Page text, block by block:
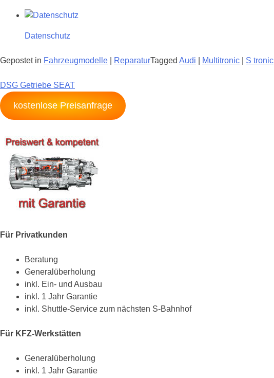
Datenschutz
Gepostet in Fahrzeugmodelle ReparaturTagged Audi Multitronic S tronic
Beitragsnavigation
DSG Getriebe SEAT
kostenlose Preisanfrage
Für Privatkunden
Beratung
Generalüberholung
inkl. Ein- und Ausbau
inkl. 1 Jahr Garantie
inkl. Shuttle-Service zum nächsten S-Bahnhof
Für KFZ-Werkstätten
Generalüberholung
inkl. 1 Jahr Garantie